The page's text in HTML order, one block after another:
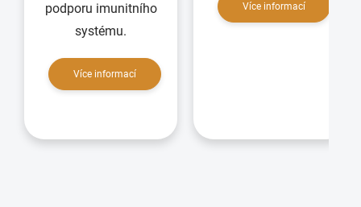
podporu imunitního
systému.
Více informací
Více informací